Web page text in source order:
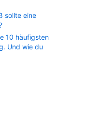
sollte eine
10 häufigsten
Und wie du